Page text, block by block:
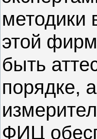
методики
этой
быть
порядке,
ФИЦ